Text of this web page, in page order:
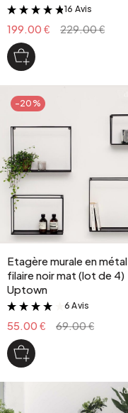
&
16 Avis
199.00 € 229.00 €
-20%
Etagère murale en métal
filaire noir mat (lot de 4)
Uptown
&
6 Avis
55.00 € 69.00 €